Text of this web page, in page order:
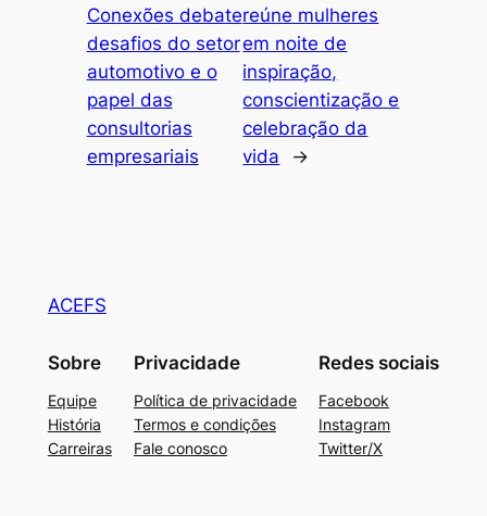
Conexões debate
desafios do setor
automotivo e o
papel das
consultorias
empresariais
reúne mulheres
em noite de
inspiração,
conscientização e
celebração da
vida
→
ACEFS
Sobre
Equipe
História
Carreiras
Privacidade
Política de privacidade
Termos e condições
Fale conosco
Redes sociais
Facebook
Instagram
Twitter/X